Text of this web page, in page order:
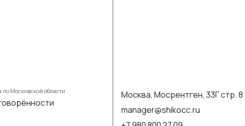
по Московской области
Москва, Мосрентген, 33Г стр. 8
manager@shikocc.ru